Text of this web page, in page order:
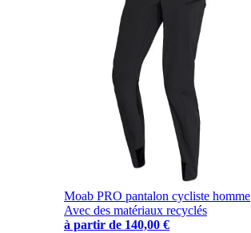
Moab PRO pantalon cycliste homme
Avec des matériaux recyclés
à partir de 140,00 €